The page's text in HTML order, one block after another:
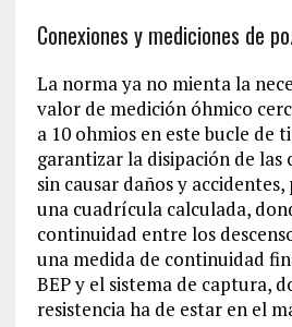
Conexiones y mediciones de
La norma ya no mienta la
valor de medición óhmico
a 10 ohmios en este bucle de
garantizar la disipación de
sin causar daños y
una cuadrícula calculada,
continuidad entre los
una medida de continuidad
BEP y el sistema de captura,
resistencia ha de estar en el